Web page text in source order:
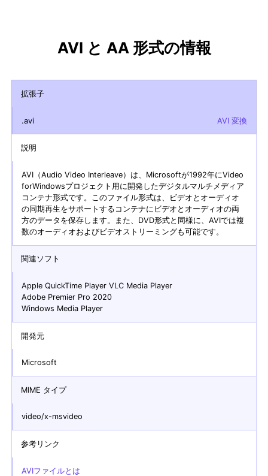
AVI と AA 形式の情報
拡張子
.avi AVI 変換
説明
AVI（Audio Video Interleave）は、Microsoftが1992年にVideo
forWindowsプロジェクト用に開発したデジタルマルチメディア
コンテナ形式です。このファイル形式は、ビデオとオーディオ
の同期再生をサポートするコンテナにビデオとオーディオの両
方のデータを保存します。また、DVD形式と同様に、AVIでは複
数のオーディオおよびビデオストリーミングも可能です。
関連ソフト
Apple QuickTime Player VLC Media Player
Adobe Premier Pro 2020
Windows Media Player
開発元
Microsoft
MIME タイプ
video/x-msvideo
参考リンク
AVIファイルとは